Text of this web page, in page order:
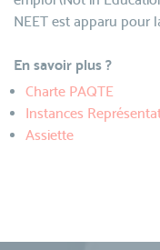
NEET est apparu pour
En savoir plus ?
Charte PAQTE
Instances
Assiette